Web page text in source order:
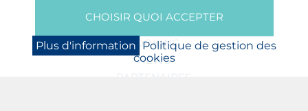
Presse
BOOKING
NEWS
PARTENAIRES
CHOISIR QUOI ACCEPTER
Plus d'information Politique de gestion des
cookies